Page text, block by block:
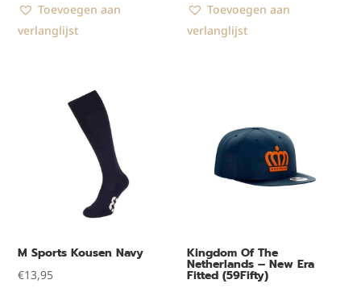
Toevoegen aan
verlanglijst
Toevoegen aan
verlanglijst
M Sports Kousen Navy
€13,95
Kingdom Of The
Netherlands – New Era
Fitted (59Fifty)